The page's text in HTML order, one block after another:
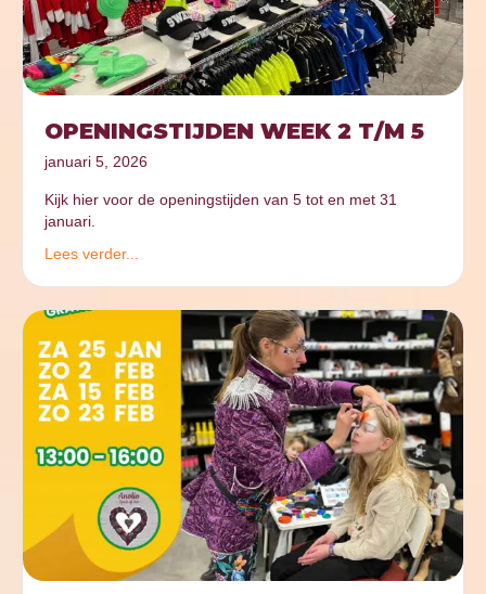
OPENINGSTIJDEN WEEK 2 T/M 5
januari 5, 2026
Kijk hier voor de openingstijden van 5 tot en met 31
januari.
Lees verder...